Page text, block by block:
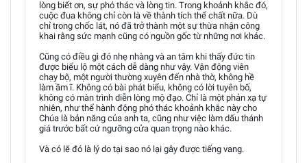
lòng biết ơn, sự phó thác và lòng tin. Trong khoảnh khắc đó,
cuộc đua không chỉ còn là về thành tích thể chất nữa. Dù
chỉ trong chốc lát, nó đã trở thành một sự thừa nhận công
khai rằng sức mạnh cũng có nguồn gốc từ những nơi khác.
Cũng có điều gì đó nhẹ nhàng và an tâm khi thấy đức tin
được biểu lộ một cách dễ dàng như vậy. Vận động viên
chạy bộ, một người thường xuyên đến nhà thờ, không hề
làm ầm ĩ. Không có bài phát biểu, không có lời tuyên bố,
không có màn trình diễn lòng mộ đạo. Chỉ là một phản xạ tự
nhiên, như thể hành động phó thác khoảnh khắc này cho
Chúa là bản năng của anh ta, cũng như việc làm dấu thánh
giá trước bất cứ ngưỡng cửa quan trọng nào khác.
Và có lẽ đó là lý do tại sao nó lại gây được tiếng vang.